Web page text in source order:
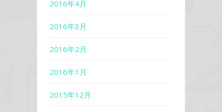
2016年4月
2016年3月
2016年2月
2016年1月
2015年12月